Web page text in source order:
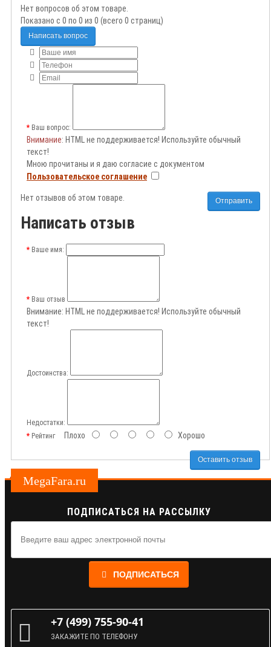
Нет вопросов об этом товаре.
Показано с 0 по 0 из 0 (всего 0 страниц)
Написать вопрос
Ваш вопрос:
Внимание: HTML не поддерживается! Используйте обычный
текст!
Мною прочитаны и я даю согласие с документом
Пользовательское соглашение
Отправить
Нет отзывов об этом товаре.
Написать отзыв
Ваше имя:
Ваш отзыв
Внимание: HTML не поддерживается! Используйте обычный
текст!
Достоинства:
Недостатки:
РейтингПлохо Хорошо
Оставить отзыв
MegaFara.ru
ПОДПИСАТЬСЯ НА РАССЫЛКУ
ПОДПИСАТЬСЯ
+7 (499) 755-90-41
ЗАКАЖИТЕ ПО ТЕЛЕФОНУ